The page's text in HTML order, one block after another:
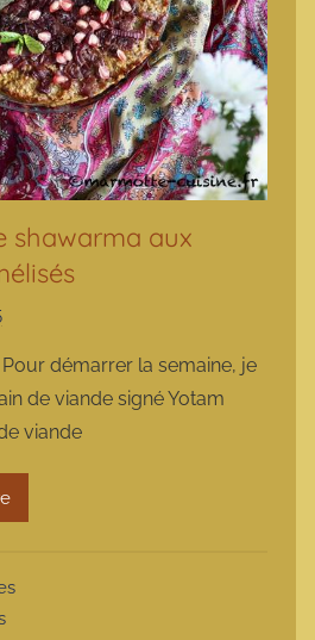
shawarma aux
r
m
a
r
m
t
e
démarrer la semaine, je
de viande signé Yotam
viande